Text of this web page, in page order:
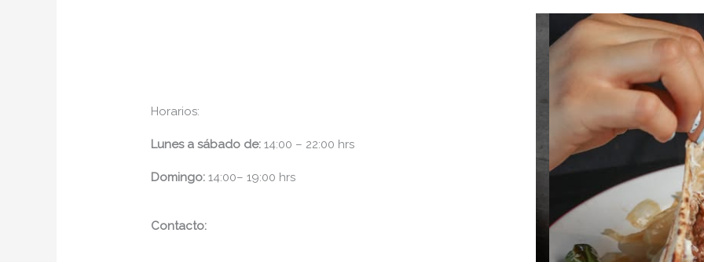
Horarios:
Lunes a sábado de: 14:00 – 22:00 hrs
Domingo:14:00– 19:00 hrs
Contacto: